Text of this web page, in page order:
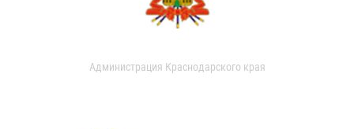
Администрация Краснодарского края